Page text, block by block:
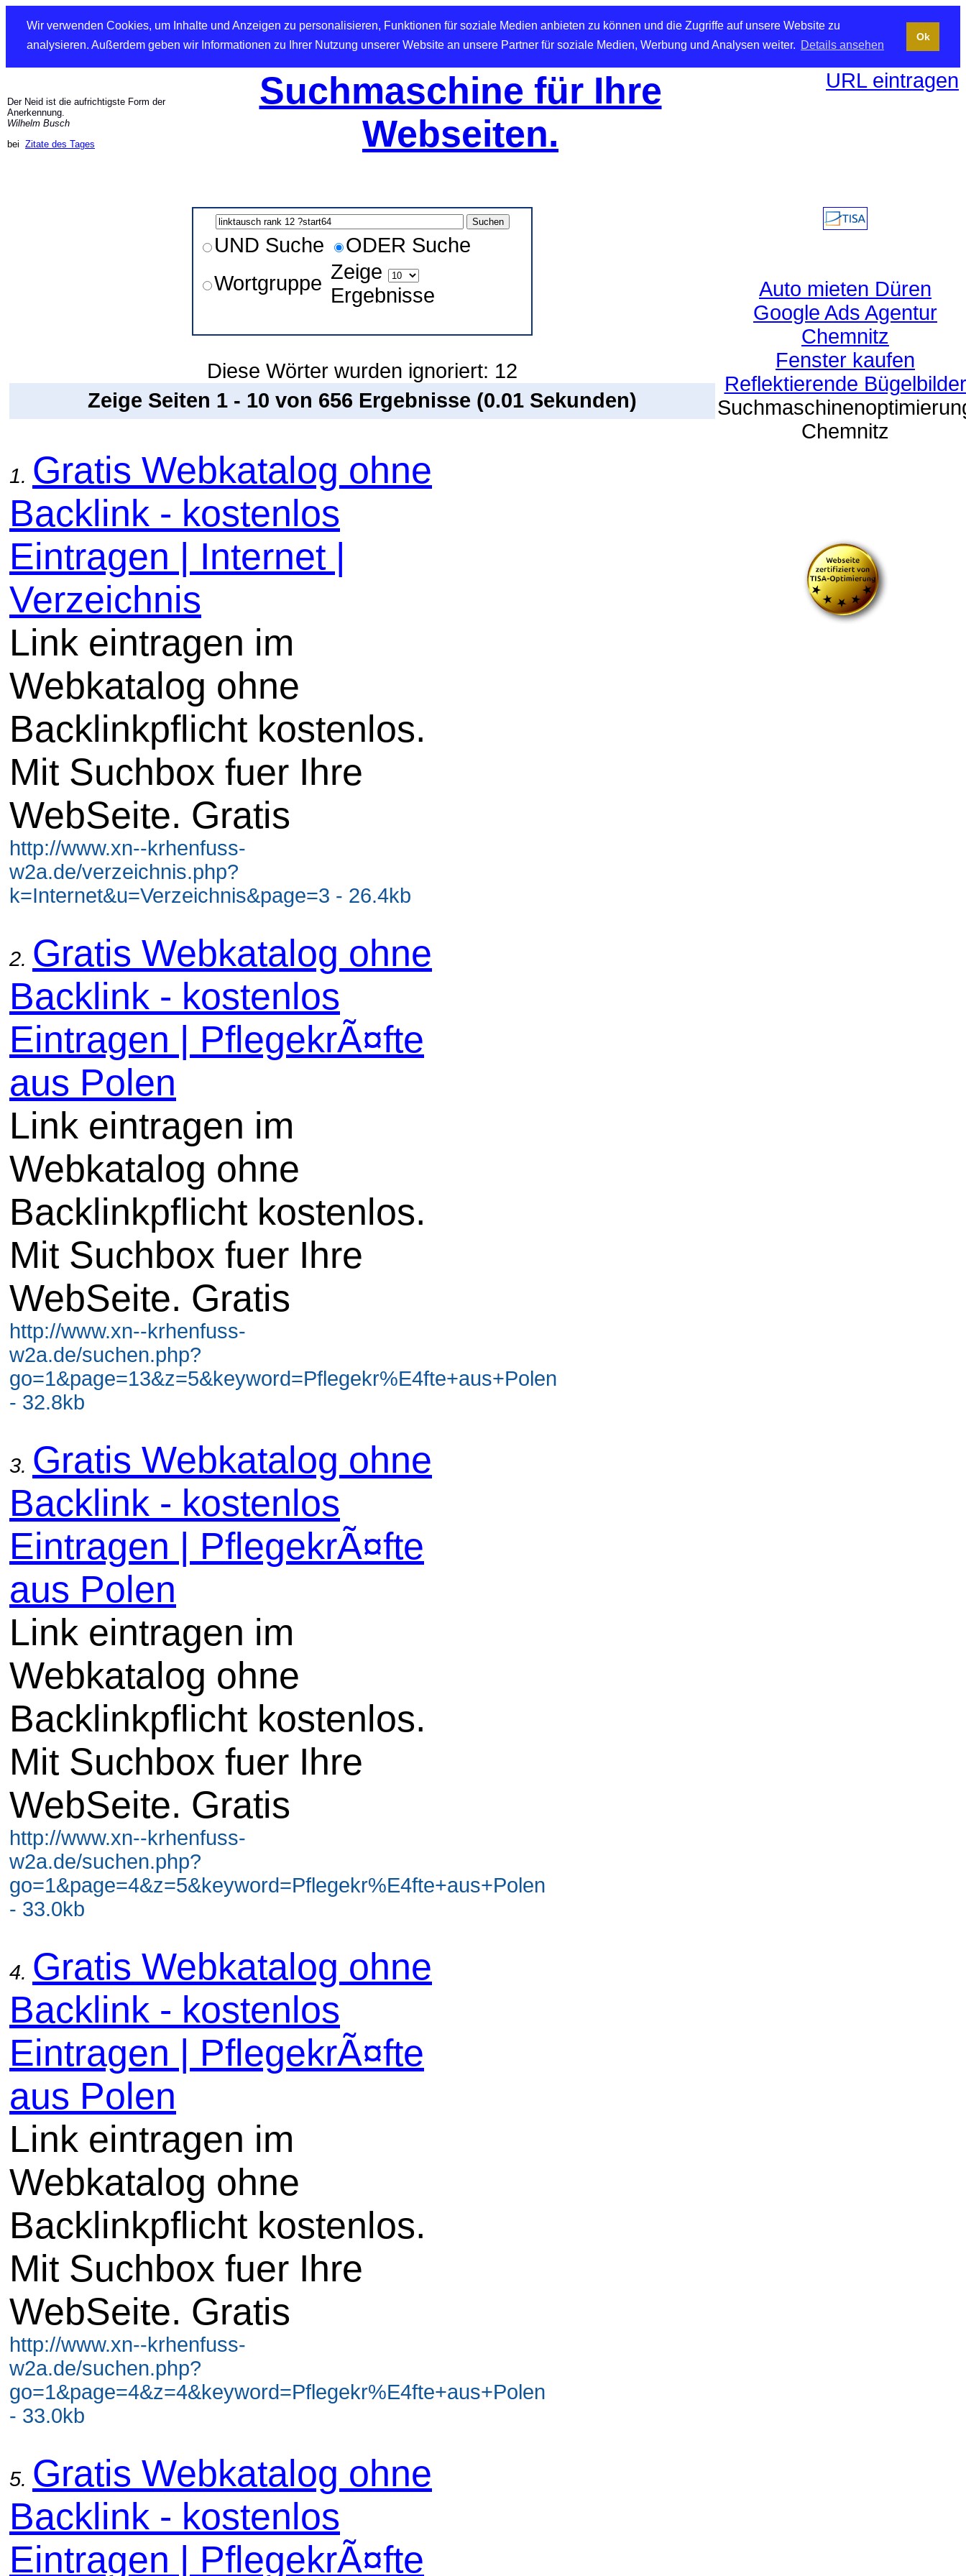
Wir verwenden Cookies, um Inhalte und Anzeigen zu personalisieren, Funktionen für soziale Medien anbieten zu können und die Zugriffe auf unsere Website zu
analysieren. Außerdem geben wir Informationen zu Ihrer Nutzung unserer Website an unsere Partner für soziale Medien, Werbung und Analysen weiter. Details ansehen
Ok
Der Neid ist die aufrichtigste Form der
Anerkennung.
Wilhelm Busch
bei Zitate des Tages
Suchmaschine für Ihre
Webseiten.
URL eintragen
UND Suche
ODER Suche
Wortgruppe Zeige
Ergebnisse
Diese Wörter wurden ignoriert: 12
Zeige Seiten 1 - 10 von 656 Ergebnisse (0.01 Sekunden)
1. Gratis Webkatalog ohne
Backlink - kostenlos
Eintragen | Internet |
Verzeichnis
Link eintragen im
Webkatalog ohne
Backlinkpflicht kostenlos.
Mit Suchbox fuer Ihre
WebSeite. Gratis
http://www.xn--krhenfuss-
w2a.de/verzeichnis.php?
k=Internet&u=Verzeichnis&page=3 - 26.4kb
2. Gratis Webkatalog ohne
Backlink - kostenlos
Eintragen | PflegekrÃ¤fte
aus Polen
Link eintragen im
Webkatalog ohne
Backlinkpflicht kostenlos.
Mit Suchbox fuer Ihre
WebSeite. Gratis
http://www.xn--krhenfuss-
w2a.de/suchen.php?
go=1&page=13&z=5&keyword=Pflegekr%E4fte+aus+Polen
- 32.8kb
3. Gratis Webkatalog ohne
Backlink - kostenlos
Eintragen | PflegekrÃ¤fte
aus Polen
Link eintragen im
Webkatalog ohne
Backlinkpflicht kostenlos.
Mit Suchbox fuer Ihre
WebSeite. Gratis
http://www.xn--krhenfuss-
w2a.de/suchen.php?
go=1&page=4&z=5&keyword=Pflegekr%E4fte+aus+Polen
- 33.0kb
4. Gratis Webkatalog ohne
Backlink - kostenlos
Eintragen | PflegekrÃ¤fte
aus Polen
Link eintragen im
Webkatalog ohne
Backlinkpflicht kostenlos.
Mit Suchbox fuer Ihre
WebSeite. Gratis
http://www.xn--krhenfuss-
w2a.de/suchen.php?
go=1&page=4&z=4&keyword=Pflegekr%E4fte+aus+Polen
- 33.0kb
5. Gratis Webkatalog ohne
Backlink - kostenlos
Eintragen | PflegekrÃ¤fte
Auto mieten Düren
Google Ads Agentur
Chemnitz
Fenster kaufen
Reflektierende Bügelbilder
Chemnitz